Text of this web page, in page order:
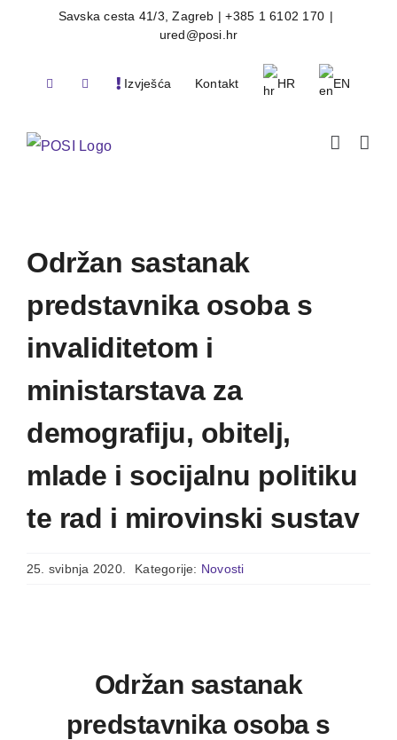
Savska cesta 41/3, Zagreb | +385 1 6102 170 |
ured@posi.hr
Izvješća Kontakt HR EN
Održan sastanak
predstavnika osoba s
invaliditetom i
ministarstava za
demografiju, obitelj,
mlade i socijalnu politiku
te rad i mirovinski sustav
25. svibnja 2020. Kategorije: Novosti
Održan sastanak
predstavnika osoba s